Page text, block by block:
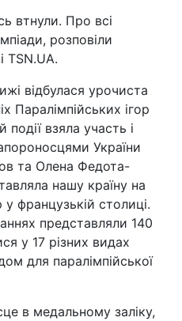
втнули. Про всі
розповіли
TSN.UA.
відбулася урочиста
Паралімпійських ігор
події взяла участь і
України
та Олена Федота-
нашу країну на
у французькій столиці.
представляли 140
у 17 різних видах
для паралімпійської
в медальному заліку,